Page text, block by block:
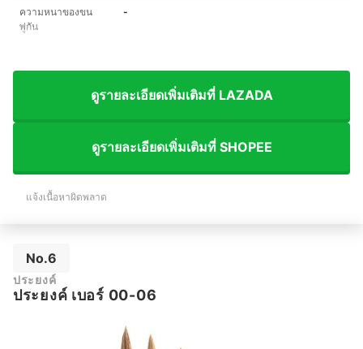
ความหนาของขน
พู่กัน
-
ดูรายละเอียดเพิ่มเติมที่ LAZADA
ดูรายละเอียดเพิ่มเติมที่ SHOPEE
แจ้งเนื้อหาผิดพลาด
No.6
ประยงค์
ประยงค์ เบอร์ 00-06